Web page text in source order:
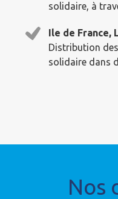
solidaire, à
Ile de France,
Distribution
solidaire dans
Nos